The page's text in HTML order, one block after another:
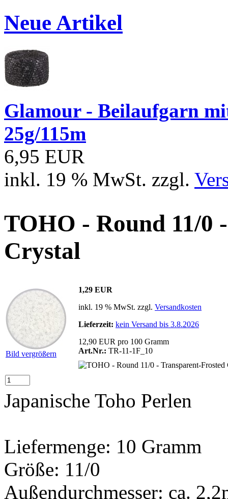
Neue Artikel
Glamour - Beilaufgarn
25g/115m
6,95 EUR
inkl. 19 % MwSt. zzgl.
TOHO - Round 11/0
Crystal
Bild vergrößern
1,29 EUR
inkl. 19 % MwSt. zzgl. Versandkosten
Lieferzeit: kein Versand bis 3.8.2026
12,90 EUR pro 100 Gramm
Art.Nr.: TR-11-1F_10
Japanische Toho Perlen
Liefermenge: 10 Gramm
Größe: 11/0
Außendurchmesser: ca.